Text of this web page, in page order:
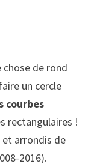
chose de rond
un cercle
courbes
rectangulaires !
et arrondis de
2016).